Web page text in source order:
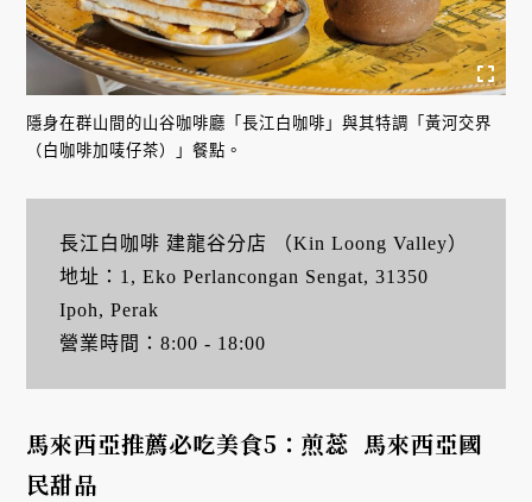
隱身在群山間的山谷咖啡廳「長江白咖啡」與其特調「黃河交界
（白咖啡加唛仔茶）」餐點。
長江白咖啡 建龍谷分店 （Kin Loong Valley）
地址：1, Eko Perlancongan Sengat, 31350
Ipoh, Perak
營業時間：8:00 - 18:00
馬來西亞推薦必吃美食5：煎蕊 馬來西亞國
民甜品